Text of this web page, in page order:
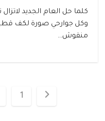
كلما حل العام الجديد
وكل جوارحي صورة لكف
منقوش…
تعدد
1